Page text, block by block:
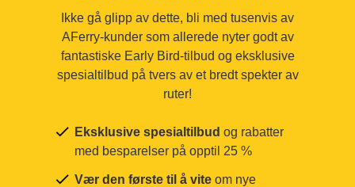
Ikke gå glipp av dette, bli med tusenvis av
AFerry-kunder som allerede nyter godt av
fantastiske Early Bird-tilbud og eksklusive
spesialtilbud på tvers av et bredt spekter av
ruter!
Eksklusive spesialtilbud og rabatter
med besparelser på opptil 25 %
Vær den første til å vite om nye